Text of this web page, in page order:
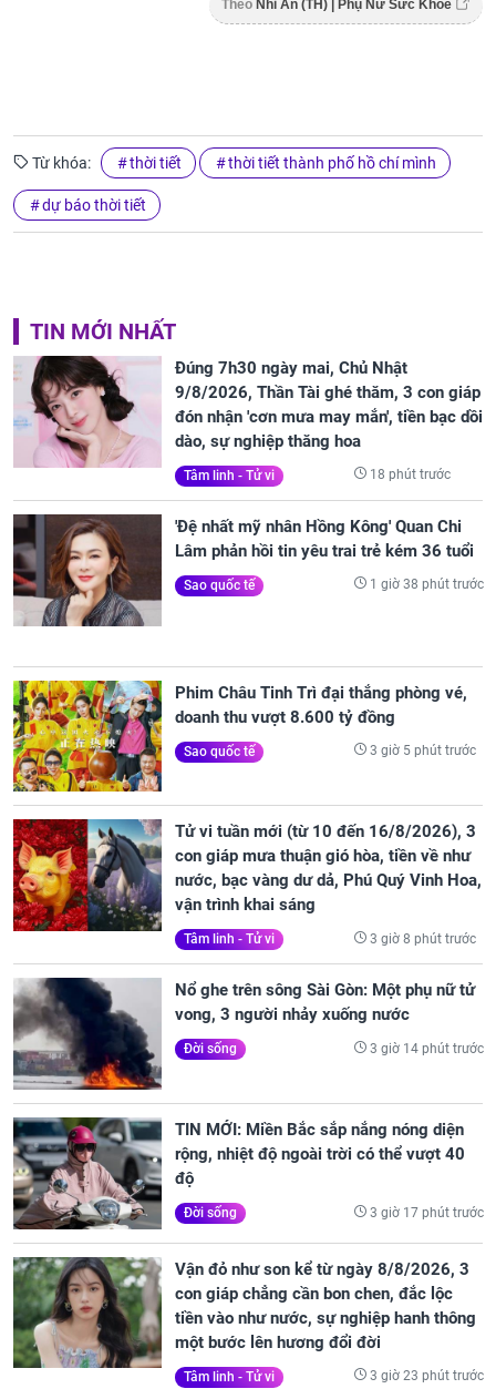
Theo Nhi An (TH) | Phụ Nữ Sức Khỏe
Từ khóa: thời tiết thời tiết thành phố hồ chí mình
dự báo thời tiết
TIN MỚI NHẤT
Đúng 7h30 ngày mai, Chủ Nhật
9/8/2026, Thần Tài ghé thăm, 3 con giáp
đón nhận 'cơn mưa may mắn', tiền bạc dồi
dào, sự nghiệp thăng hoa
Tâm linh - Tử vi 18 phút trước
'Đệ nhất mỹ nhân Hồng Kông' Quan Chi
Lâm phản hồi tin yêu trai trẻ kém 36 tuổi
Sao quốc tế 1 giờ 38 phút trước
Phim Châu Tinh Trì đại thắng phòng vé,
doanh thu vượt 8.600 tỷ đồng
Sao quốc tế 3 giờ 5 phút trước
Tử vi tuần mới (từ 10 đến 16/8/2026), 3
con giáp mưa thuận gió hòa, tiền về như
nước, bạc vàng dư dả, Phú Quý Vinh Hoa,
vận trình khai sáng
Tâm linh - Tử vi 3 giờ 8 phút trước
Nổ ghe trên sông Sài Gòn: Một phụ nữ tử
vong, 3 người nhảy xuống nước
Đời sống 3 giờ 14 phút trước
TIN MỚI: Miền Bắc sắp nắng nóng diện
rộng, nhiệt độ ngoài trời có thể vượt 40
độ
Đời sống 3 giờ 17 phút trước
Vận đỏ như son kể từ ngày 8/8/2026, 3
con giáp chẳng cần bon chen, đắc lộc
tiền vào như nước, sự nghiệp hanh thông
một bước lên hương đổi đời
Tâm linh - Tử vi 3 giờ 23 phút trước